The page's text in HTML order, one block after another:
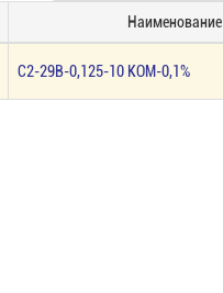
Наименование
С2-29В-0,125-10 КОМ-0,1%